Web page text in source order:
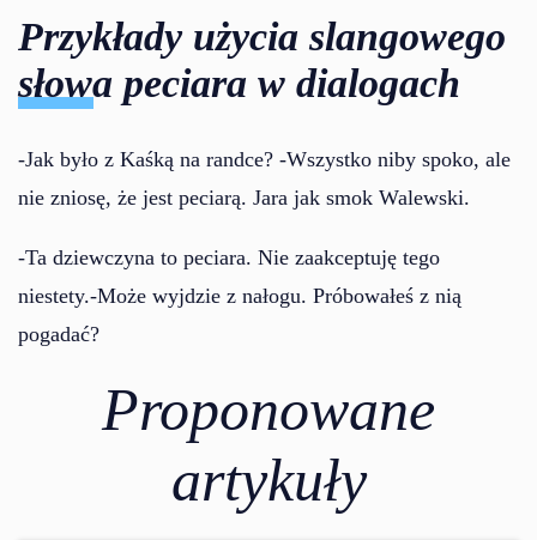
Przykłady użycia slangowego
słowa peciara w dialogach
-Jak było z Kaśką na randce? -Wszystko niby spoko, ale
nie zniosę, że jest peciarą. Jara jak smok Walewski.
-Ta dziewczyna to peciara. Nie zaakceptuję tego
niestety.-Może wyjdzie z nałogu. Próbowałeś z nią
pogadać?
Proponowane
artykuły